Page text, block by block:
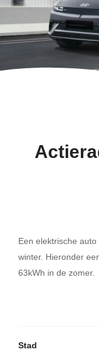
Een elektrische
winter. Hieronder
63kWh in de zomer.
Stad